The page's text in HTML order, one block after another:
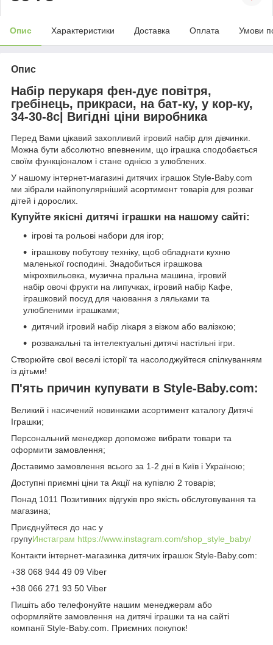
Опис Характеристики Доставка Оплата Умови
Опис
Набір перукаря фен-дує повітря,
гребінець, прикраси, на бат-ку, у кор-ку,
34-30-8с| Вигідні ціни виробника
Перед Вами цікавий захопливий ігровий набір для дівчинки.
Можна бути абсолютно впевненим, що іграшка сподобається
своїм функціоналом і стане однією з улюблених.
У нашому інтернет-магазині дитячих іграшок Style-Baby.com
ми зібрали найпопулярніший асортимент товарів для розваг
дітей і дорослих.
Купуйте якісні дитячі іграшки на нашому сайті:
ігрові та рольові набори для ігор;
іграшкову побутову техніку, щоб обладнати кухню
маленької господині. Знадобиться іграшкова
мікрохвильовка, музична пральна машина, ігровий
набір овочі фрукти на липучках, ігровий набір Кафе,
іграшковий посуд для чаювання з ляльками та
улюбленими іграшками;
дитячий ігровий набір лікаря з візком або валізкою;
розважальні та інтелектуальні дитячі настільні ігри.
Створюйте свої веселі історії та насолоджуйтеся спілкуванням
із дітьми!
П'ять причин купувати в Style-Baby.com:
Великий і насичений новинками асортимент каталогу Дитячі
Іграшки;
Персональний менеджер допоможе вибрати товари та
оформити замовлення;
Доставимо замовлення всього за 1-2 дні в Київ і Україною;
Доступні приємні ціни та Акції на купівлю 2 товарів;
Понад 1011 Позитивних відгуків про якість обслуговування та
магазина;
Приєднуйтеся до нас у
групуИнстаграм https://www.instagram.com/shop_style_baby/
Контакти інтернет-магазинка дитячих іграшок Style-Baby.com:
+38 068 944 49 09 Viber
+38 066 271 93 50 Viber
Пишіть або телефонуйте нашим менеджерам або
оформляйте замовлення на дитячі іграшки та на сайті
компанії Style-Baby.com. Приємних покупок!